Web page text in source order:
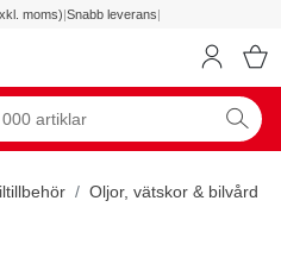
moms)|Snabb leverans|
Oljor, vätskor & bilvård